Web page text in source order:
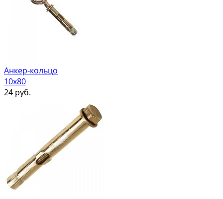
Анкер-кольцо
10х80
24 руб.